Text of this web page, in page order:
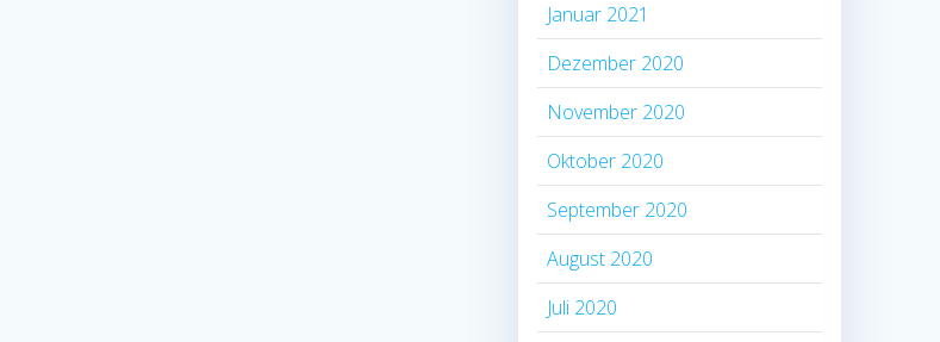
Januar 2021
Dezember 2020
November 2020
Oktober 2020
September 2020
August 2020
Juli 2020